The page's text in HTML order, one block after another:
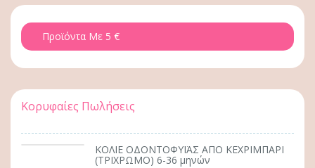
Προϊόντα Με 5 €
Κορυφαίες Πωλήσεις
ΚΟΛΙΕ ΟΔΟΝΤΟΦΥΪΑΣ ΑΠΟ ΚΕΧΡΙΜΠΑΡΙ
(ΤΡΙΧΡΩΜΟ) 6-36 μηνών